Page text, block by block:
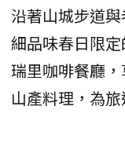
沿著山城步道
細品味春日限
瑞里咖啡餐廳
山產料理，為